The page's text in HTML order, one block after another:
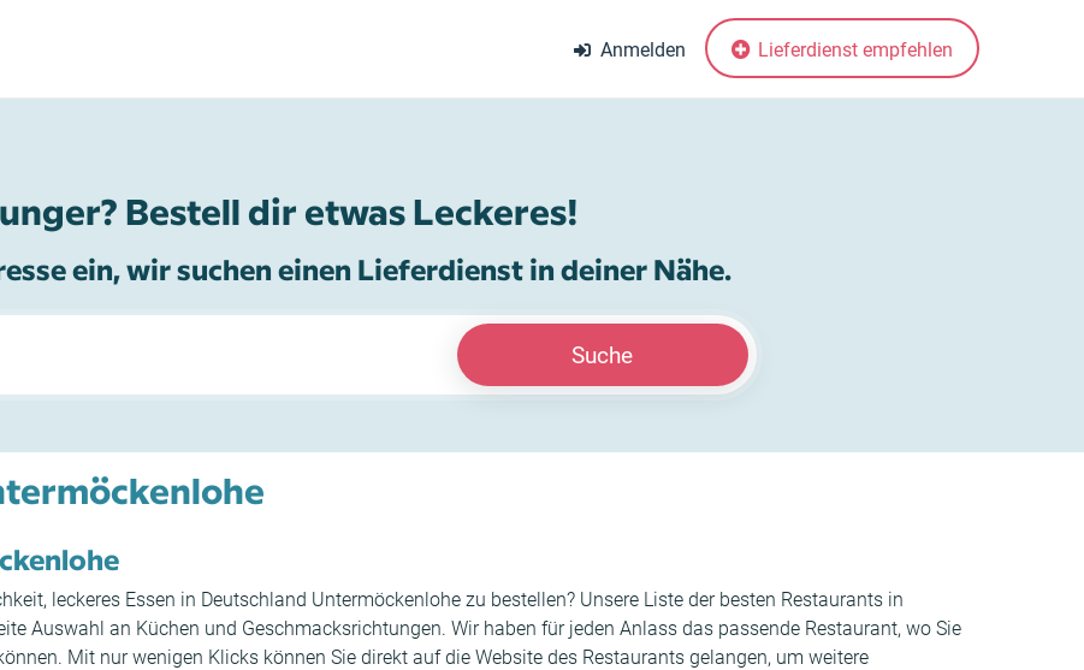
Anmelden Lieferdienst empfehlen
Bestell dir etwas Leckeres!
ein, wir suchen einen Lieferdienst in deiner Nähe.
Suche
leckeres Essen in Deutschland Untermöckenlohe zu bestellen? Unsere Liste der besten Restaurants in
Auswahl an Küchen und Geschmacksrichtungen. Wir haben für jeden Anlass das passende Restaurant, wo Sie
Mit nur wenigen Klicks können Sie direkt auf die Website des Restaurants gelangen, um weitere